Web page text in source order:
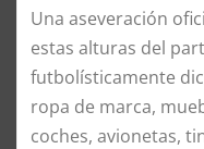
Una aseveración
estas alturas del
futbolísticamente
ropa de marca,
coches, avionetas,